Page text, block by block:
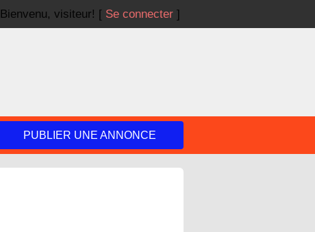
Bienvenu, visiteur! [ Se connecter ]
PUBLIER UNE ANNONCE